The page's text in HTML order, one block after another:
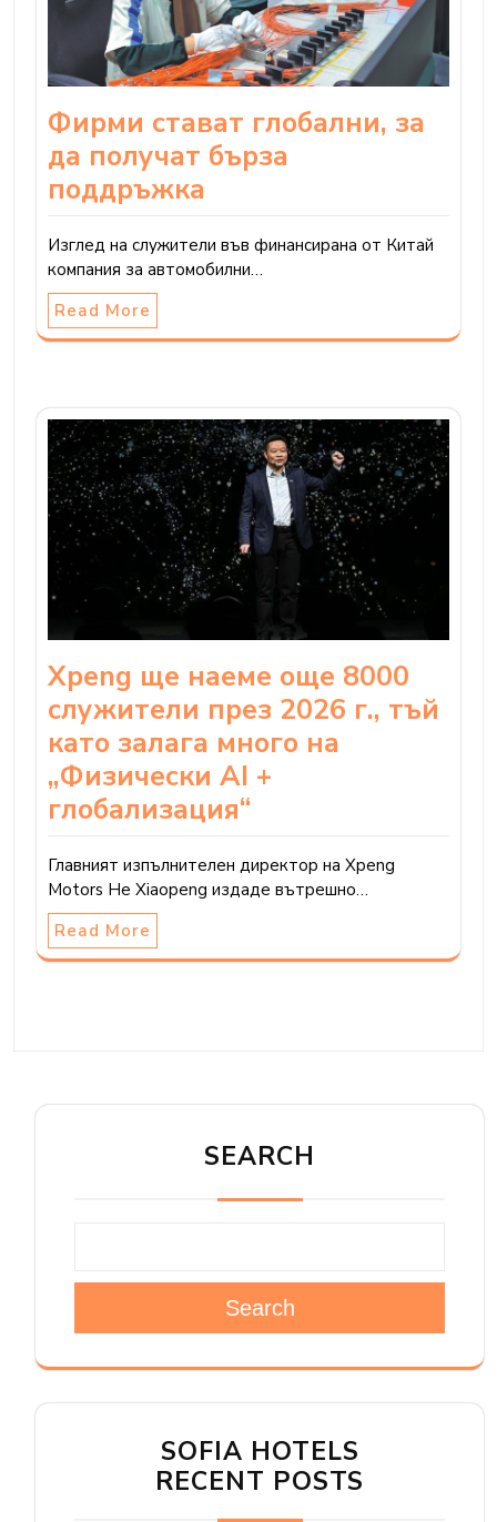
Фирми стават глобални, за
да получат бърза
поддръжка
Изглед на служители във финансирана от Китай
компания за автомобилни…
Read More
Xpeng ще наеме още 8000
служители през 2026 г., тъй
като залага много на
„Физически AI +
глобализация“
Главният изпълнителен директор на Xpeng
Motors He Xiaopeng издаде вътрешно…
Read More
SEARCH
Search
SOFIA HOTELS
RECENT POSTS